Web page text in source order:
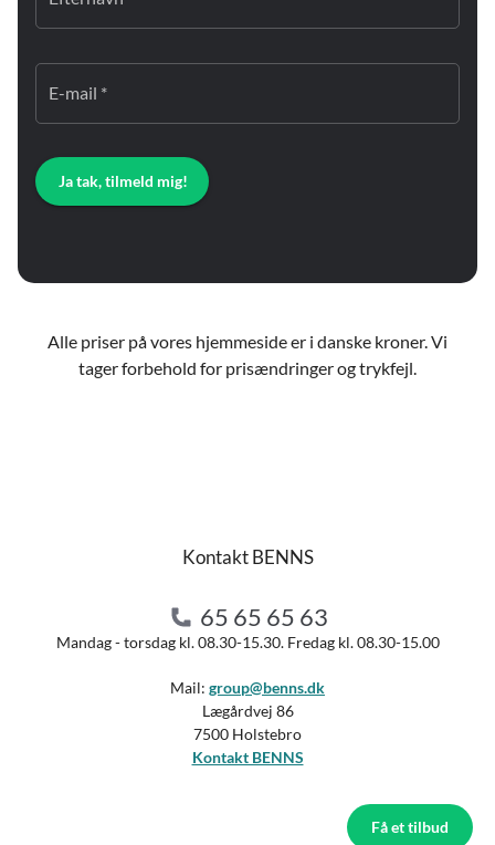
Få et tilbud
E-mail *
Ja tak, tilmeld mig!
Alle priser på vores hjemmeside er i danske kroner. Vi
tager forbehold for prisændringer og trykfejl.
Kontakt BENNS
65 65 65 63
Mandag - torsdag kl. 08.30-15.30. Fredag kl. 08.30-15.00
Mail: group@benns.dk
Lægårdvej 86
7500 Holstebro
Kontakt BENNS